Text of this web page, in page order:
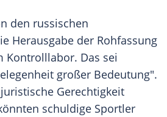
den russischen
Herausgabe der Rohfassung
Kontrolllabor. Das sei
großer Bedeutung".
Gerechtigkeit
schuldige Sportler